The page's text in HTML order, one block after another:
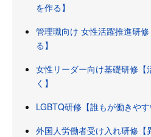
を作る】
管理職向け 女性活躍推進研
る】
女性リーダー向け基礎研修【
く】
LGBTQ研修【誰もが働きや
外国人労働者受け入れ研修【